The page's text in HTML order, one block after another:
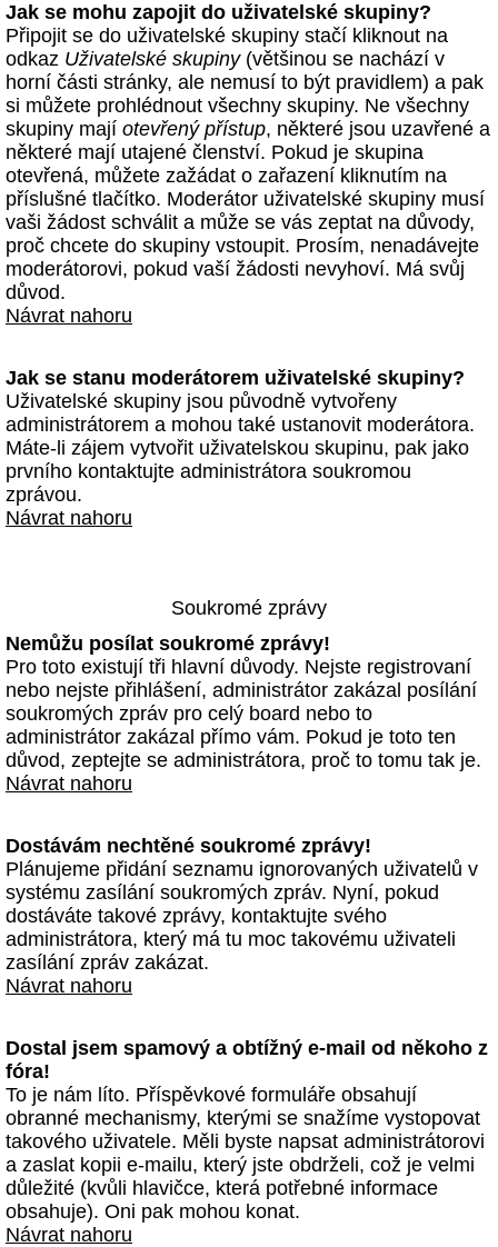
Jak se mohu zapojit do uživatelské skupiny?
Připojit se do uživatelské skupiny stačí kliknout na
odkaz Uživatelské skupiny(většinou se nachází v
horní části stránky, ale nemusí to být pravidlem) a pak
si můžete prohlédnout všechny skupiny. Ne všechny
skupiny mají otevřený přístup, některé jsou uzavřené a
některé mají utajené členství. Pokud je skupina
otevřená, můžete zažádat o zařazení kliknutím na
příslušné tlačítko. Moderátor uživatelské skupiny musí
vaši žádost schválit a může se vás zeptat na důvody,
proč chcete do skupiny vstoupit. Prosím, nenadávejte
moderátorovi, pokud vaší žádosti nevyhoví. Má svůj
důvod.
Návrat nahoru
Jak se stanu moderátorem uživatelské skupiny?
Uživatelské skupiny jsou původně vytvořeny
administrátorem a mohou také ustanovit moderátora.
Máte-li zájem vytvořit uživatelskou skupinu, pak jako
prvního kontaktujte administrátora soukromou
zprávou.
Návrat nahoru
Soukromé zprávy
Nemůžu posílat soukromé zprávy!
Pro toto existují tři hlavní důvody. Nejste registrovaní
nebo nejste přihlášení, administrátor zakázal posílání
soukromých zpráv pro celý board nebo to
administrátor zakázal přímo vám. Pokud je toto ten
důvod, zeptejte se administrátora, proč to tomu tak je.
Návrat nahoru
Dostávám nechtěné soukromé zprávy!
Plánujeme přidání seznamu ignorovaných uživatelů v
systému zasílání soukromých zpráv. Nyní, pokud
dostáváte takové zprávy, kontaktujte svého
administrátora, který má tu moc takovému uživateli
zasílání zpráv zakázat.
Návrat nahoru
Dostal jsem spamový a obtížný e-mail od někoho z
fóra!
To je nám líto. Příspěvkové formuláře obsahují
obranné mechanismy, kterými se snažíme vystopovat
takového uživatele. Měli byste napsat administrátorovi
a zaslat kopii e-mailu, který jste obdrželi, což je velmi
důležité (kvůli hlavičce, která potřebné informace
obsahuje). Oni pak mohou konat.
Návrat nahoru